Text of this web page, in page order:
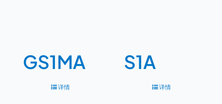
GS1MA
详情
S1A
详情